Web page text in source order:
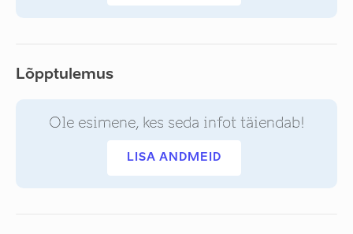
Lõpptulemus
Ole esimene, kes seda infot täiendab!
LISA ANDMEID